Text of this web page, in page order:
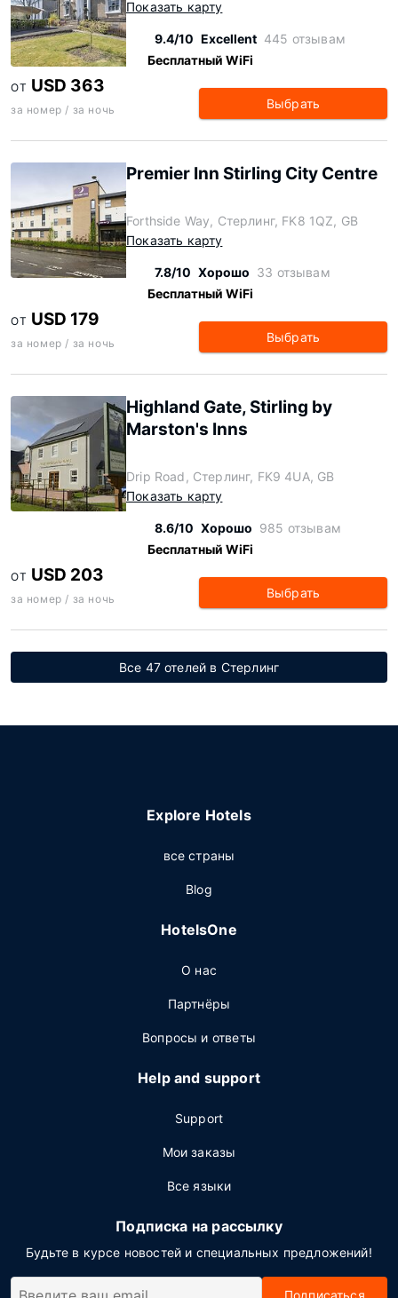
Показать карту
9.4/10 Excellent 445 отзывам
Бесплатный WiFi
ОТ USD 363
за номер / за ночь Выбрать
Premier Inn Stirling City Centre
Forthside Way, Стерлинг, FK8 1QZ, GB
Показать карту
7.8/10 Хорошо 33 отзывам
Бесплатный WiFi
ОТ USD 179
за номер / за ночь Выбрать
Highland Gate, Stirling by
Marston's Inns
Drip Road, Стерлинг, FK9 4UA, GB
Показать карту
8.6/10 Хорошо 985 отзывам
Бесплатный WiFi
ОТ USD 203
за номер / за ночь Выбрать
Все 47 отелей в Стерлинг
Explore Hotels
все страны
Blog
HotelsOne
О нас
Партнёры
Вопросы и ответы
Help and support
Support
Мои заказы
Все языки
Подписка на рассылку
Будьте в курсе новостей и специальных предложений!
Подписаться